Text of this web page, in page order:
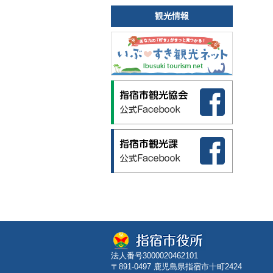
観光情報
法人番号3000020462101
〒891-0497 鹿児島県指宿市十町2424